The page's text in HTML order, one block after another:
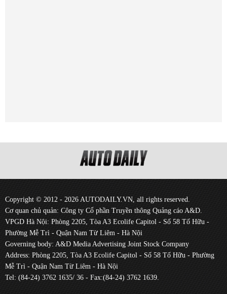
Copyright © 2012 - 2026 AUTODAILY.VN, all rights reserved.
Cơ quan chủ quản: Công ty Cổ phần Truyền thông Quảng cáo A&D.
VPGD Hà Nội: Phòng 2205, Tòa A3 Ecolife Capitol - Số 58 Tố Hữu -
Phường Mễ Trì - Quận Nam Từ Liêm - Hà Nội
Governing body: A&D Media Advertising Joint Stock Company
Address: Phòng 2205, Tòa A3 Ecolife Capitol - Số 58 Tố Hữu - Phường
Mễ Trì - Quận Nam Từ Liêm - Hà Nội
Tel: (84-24) 3762 1635/ 36 - Fax:(84-24) 3762 1639.